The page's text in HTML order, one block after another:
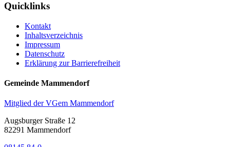
Quicklinks
Kontakt
Inhaltsverzeichnis
Impressum
Datenschutz
Erklärung zur Barrierefreiheit
Gemeinde Mammendorf
Mitglied der VGem Mammendorf
Augsburger Straße 12
82291 Mammendorf